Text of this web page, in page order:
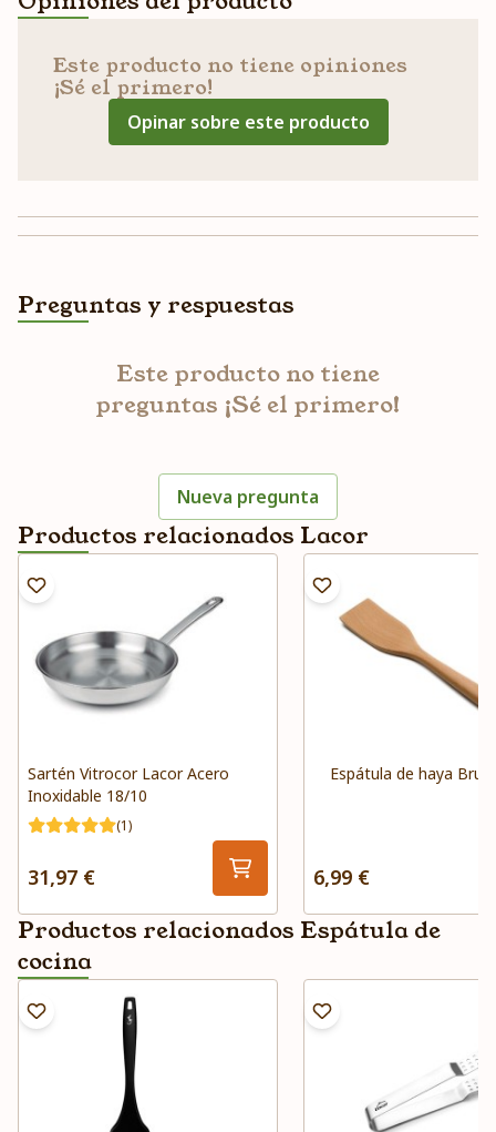
Este producto no tiene opiniones
¡Sé el primero!
Opinar sobre este producto
Preguntas y respuestas
Este producto no tiene
preguntas ¡Sé el primero!
Nueva pregunta
Productos relacionados Lacor
Sartén Vitrocor Lacor Acero
Inoxidable 18/10
(1)
31,97 €
Espátula de haya
6,99 €
Productos relacionados Espátula de
cocina